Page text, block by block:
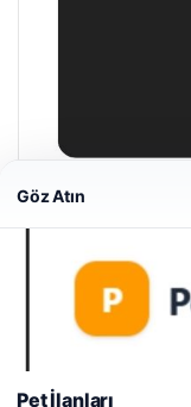
Prenses Night
Web sitemizi nasıl
deneyiminizi
kullanıyoruz.
Göz Atın
Pet İlanları